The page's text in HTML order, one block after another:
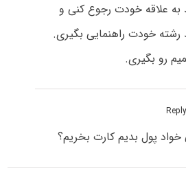
به علاقه خودت رجوع کنی و
رشته خودت راهنمایی بگیری.
رو بگیری.
پول بدیم کارت بخریم؟